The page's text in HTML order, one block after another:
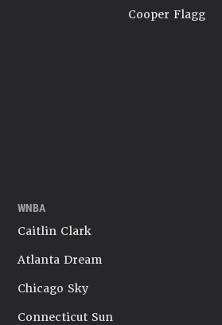
Cooper Flagg
WNBA
Caitlin Clark
Atlanta Dream
Chicago Sky
Connecticut Sun